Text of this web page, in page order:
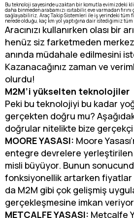
Bu teknoloji sayesinde uzaktan bir komutla evimizdeki
daha binmeden arabamızı ısıtabilir, eve varmadan fırını
sağlayabiliriz. Araç Takip Sistemleri ile iş yerindeki tüm
nerede olduğu, kaç km yol yaptığına dair istediğimiz
Aracınızı kullanırken olası bir
henüz siz farketmeden
anında müdahale edilmesini
Kazanacağınız zaman ve
olurdu!
M2M’i yükselten teknolojiler
Peki bu teknolojiyi bu kadar
gerçekten doğru mu?
doğrular nitelikte bize
MOORE YASASI: Moore
entegre devrelere yerleştirilen
misli büyüyor. Bunun
fonksiyonellik artarken fiyatlar
da M2M gibi çok gelişmiş
gerçekleşmesine imkan
METCALFE YASASI: Metcalfe